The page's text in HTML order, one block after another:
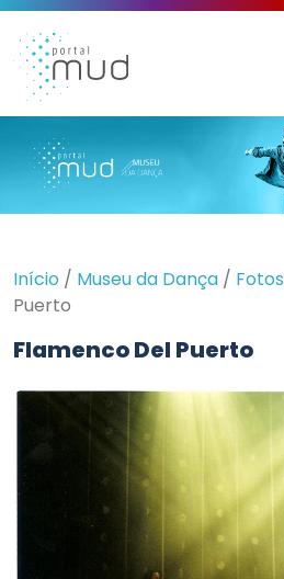
Início / Museu da Dança / Fotos
Puerto
Flamenco Del Puerto